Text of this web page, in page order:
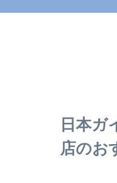
日本ガ
店のお